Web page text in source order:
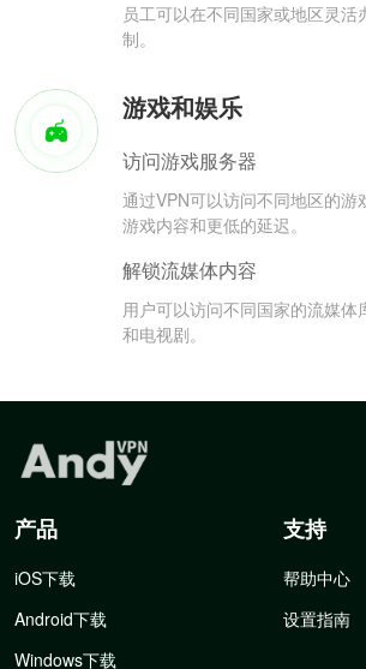
员工可以在不同国家或地区灵活
制。
游戏和娱乐
访问游戏服务器
通过VPN可以访问不同地区的游
游戏内容和更低的延迟。
解锁流媒体内容
用户可以访问不同国家的流媒体
和电视剧。
产品
iOS下载
Android下载
Windows下载
支持
帮助中心
设置指南